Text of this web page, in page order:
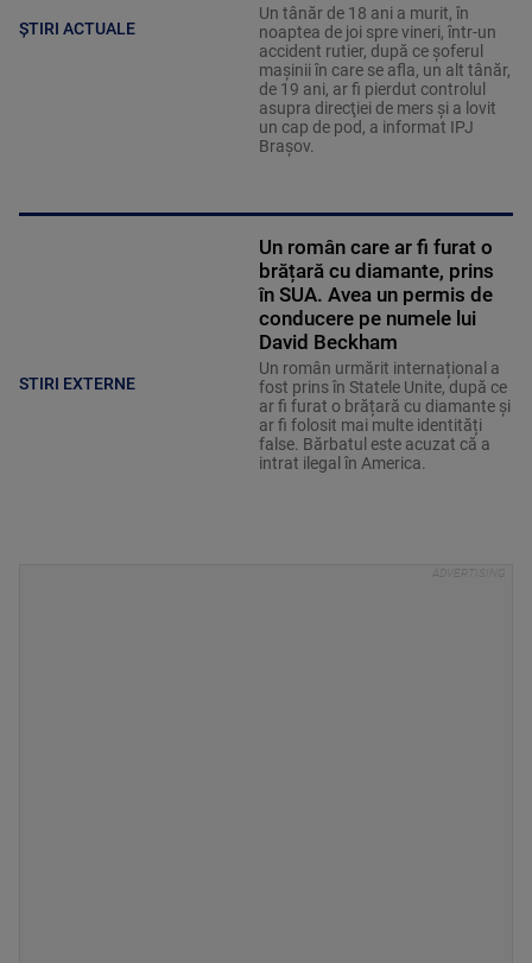
ȘTIRI ACTUALE
Un tânăr de 18 ani a murit, în
noaptea de joi spre vineri, într-un
accident rutier, după ce şoferul
maşinii în care se afla, un alt tânăr,
de 19 ani, ar fi pierdut controlul
asupra direcţiei de mers şi a lovit
un cap de pod, a informat IPJ
Braşov.
STIRI EXTERNE
Un român care ar fi furat o
brățară cu diamante, prins
în SUA. Avea un permis de
conducere pe numele lui
David Beckham
Un român urmărit internațional a
fost prins în Statele Unite, după ce
ar fi furat o brățară cu diamante și
ar fi folosit mai multe identități
false. Bărbatul este acuzat că a
intrat ilegal în America.